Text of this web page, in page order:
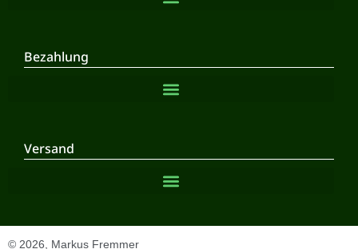
Bezahlung
Versand
© 2026, Markus Fremmer